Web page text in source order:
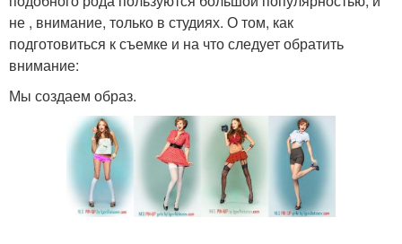
не , внимание, только в студиях. О том, как
подготовиться к съемке и на что следует обратить
внимание:
Мы создаем образ.